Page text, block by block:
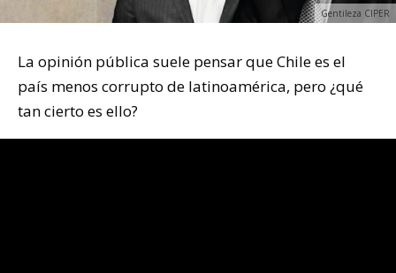
Gentileza CIPER
La opinión pública suele pensar que Chile es el
país menos corrupto de latinoamérica, pero ¿qué
tan cierto es ello?